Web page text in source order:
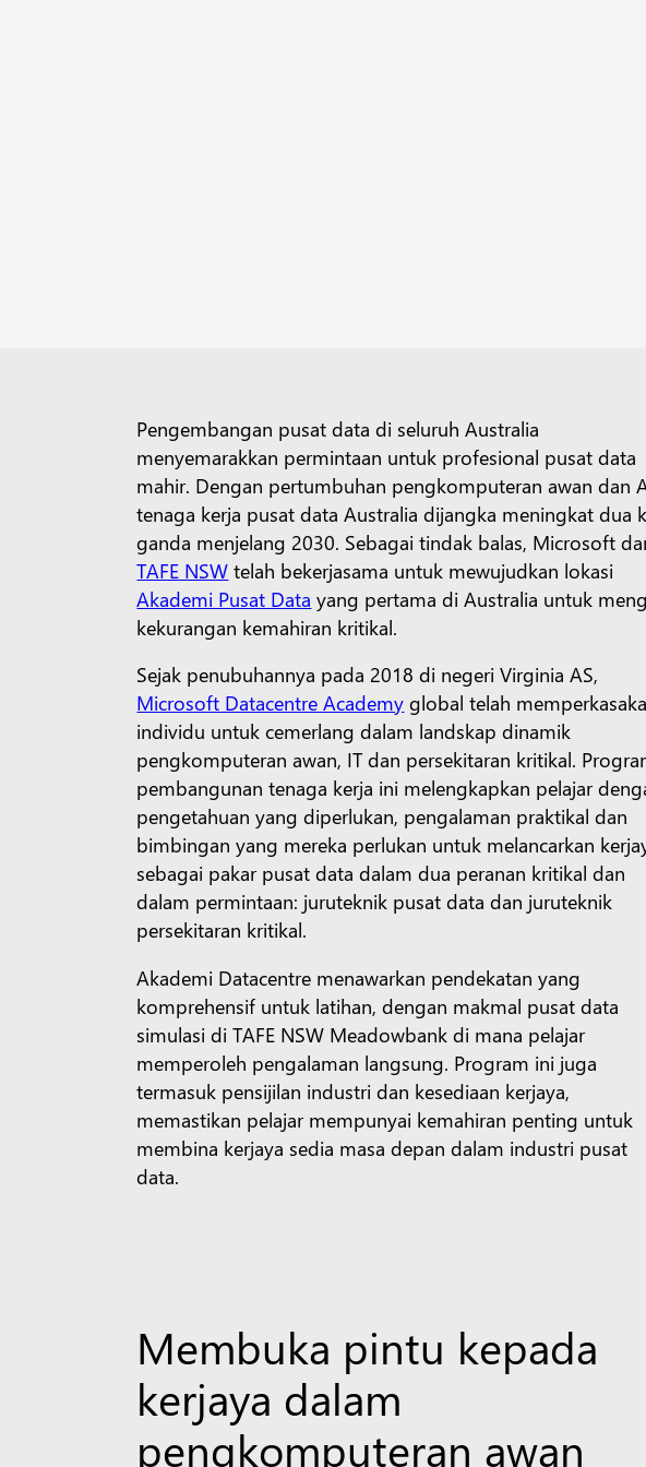
Pengembangan pusat data di seluruh Australia
menyemarakkan permintaan untuk profesional pusat data
mahir. Dengan pertumbuhan pengkomputeran awan dan
tenaga kerja pusat data Australia dijangka meningkat dua
ganda menjelang 2030. Sebagai tindak balas, Microsoft
TAFE NSW telah bekerjasama untuk mewujudkan lokasi
Akademi Pusat Data yang pertama di Australia untuk
kekurangan kemahiran kritikal.
Sejak penubuhannya pada 2018 di negeri Virginia AS,
Microsoft Datacentre Academy global telah
individu untuk cemerlang dalam landskap dinamik
pengkomputeran awan, IT dan persekitaran kritikal.
pembangunan tenaga kerja ini melengkapkan pelajar
pengetahuan yang diperlukan, pengalaman praktikal dan
bimbingan yang mereka perlukan untuk melancarkan
sebagai pakar pusat data dalam dua peranan kritikal dan
dalam permintaan: juruteknik pusat data dan juruteknik
persekitaran kritikal.
Akademi Datacentre menawarkan pendekatan yang
komprehensif untuk latihan, dengan makmal pusat data
simulasi di TAFE NSW Meadowbank di mana pelajar
memperoleh pengalaman langsung. Program ini juga
termasuk pensijilan industri dan kesediaan kerjaya,
memastikan pelajar mempunyai kemahiran penting untuk
membina kerjaya sedia masa depan dalam industri pusat
data.
Membuka pintu kepada
kerjaya dalam
pengkomputeran awan